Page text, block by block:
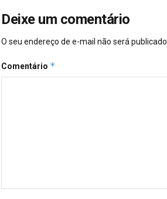
Deixe um comentário
O seu endereço de e-mail não será publicado.
Comentário *